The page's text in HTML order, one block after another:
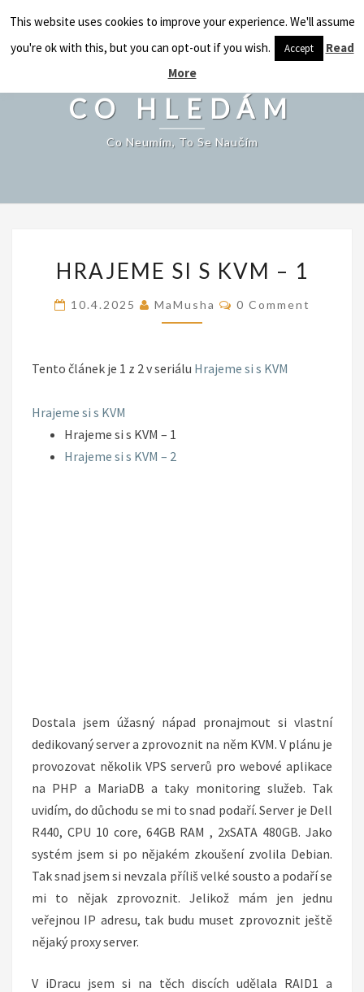
CO HLEDÁM
CO HLEDÁM
Co Neumím, To Se Naučím
SI
KVM
1
HRAJEME SI S KVM – 1
10.4.2025 MaMusha Comments
0 Comment
Tento článek je 1 z 2 v seriálu Hrajeme si s KVM
Hrajeme si s KVM
Hrajeme si s KVM – 1
Hrajeme si s KVM – 2
Dostala jsem úžasný nápad pronajmout si vlastní
dedikovaný server a zprovoznit na něm KVM. V plánu je
provozovat několik VPS serverů pro webové aplikace
na PHP a MariaDB a taky monitoring služeb. Tak
uvidím, do důchodu se mi to snad podaří. Server je Dell
R440, CPU 10 core, 64GB RAM , 2xSATA 480GB. Jako
systém jsem si po nějakém zkoušení zvolila Debian.
Tak snad jsem si nevzala příliš velké sousto a podaří se
mi to nějak zprovoznit. Jelikož mám jen jednu
veřejnou IP adresu, tak budu muset zprovoznit ještě
nějaký proxy server.
V iDracu jsem si na těch discích udělala RAID1 a
This website uses cookies to improve your experience. We'll assume
you're ok with this, but you can opt-out if you wish.
Accept
Read
More